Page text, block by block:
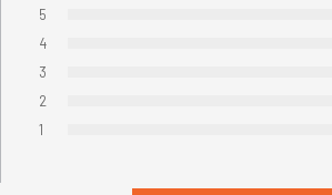
5
4
3
2
1